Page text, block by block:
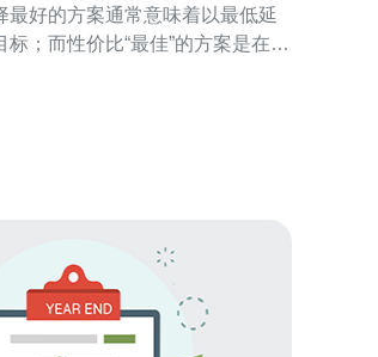
最好的方案通常意味着以最低延
；而性价比“最佳”的方案是在性
文以服务器为核心，从cn2日本